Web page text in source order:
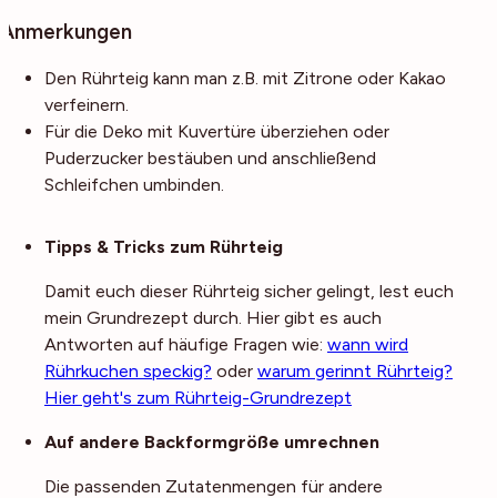
Anmerkungen
Den Rührteig kann man z.B. mit Zitrone oder Kakao
verfeinern.
Für die Deko mit Kuvertüre überziehen oder
Puderzucker bestäuben und anschließend
Schleifchen umbinden.
Tipps & Tricks zum Rührteig
Damit euch dieser Rührteig sicher gelingt, lest euch
mein Grundrezept durch. Hier gibt es auch
Antworten auf häufige Fragen wie: wann wird
Rührkuchen speckig? oder warum gerinnt Rührteig?
Hier geht's zum Rührteig-Grundrezept
Auf andere Backformgröße umrechnen
Die passenden Zutatenmengen für andere